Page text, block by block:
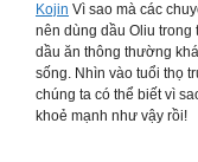
Kojin Vì sao mà các
nên dùng dầu Oliu trong
dầu ăn thông thường
sống. Nhìn vào tuổi thọ
chúng ta có thể biết vì
khoẻ mạnh như vậy rồi!